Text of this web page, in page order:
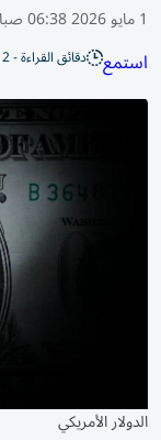
1 مايو 2026 06:38 صباحًا
استمع دقائق القراءة - 2
الدولار الأمريكي